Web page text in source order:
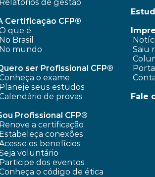
Relatórios de gestão
Certificação CFP®
que é
No Brasil
No mundo
ser Profissional CFP®
o exame
Planeje seus estudos
de provas
Profissional CFP®
Renove a certificação
Estabeleça conexões
os benefícios
voluntário
Participe dos eventos
o código de ética
Saiu
Fale